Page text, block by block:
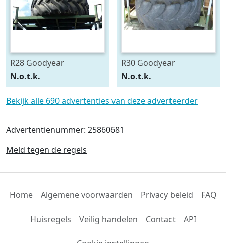
R28 Goodyear
540/75R28
N.o.t.k.
R30 Goodyear
600/70R30
N.o.t.k.
Bekijk alle 690 advertenties van deze adverteerder
Advertentienummer: 25860681
Meld tegen de regels
Home Algemene voorwaarden Privacy beleid FAQ
Huisregels Veilig handelen Contact API